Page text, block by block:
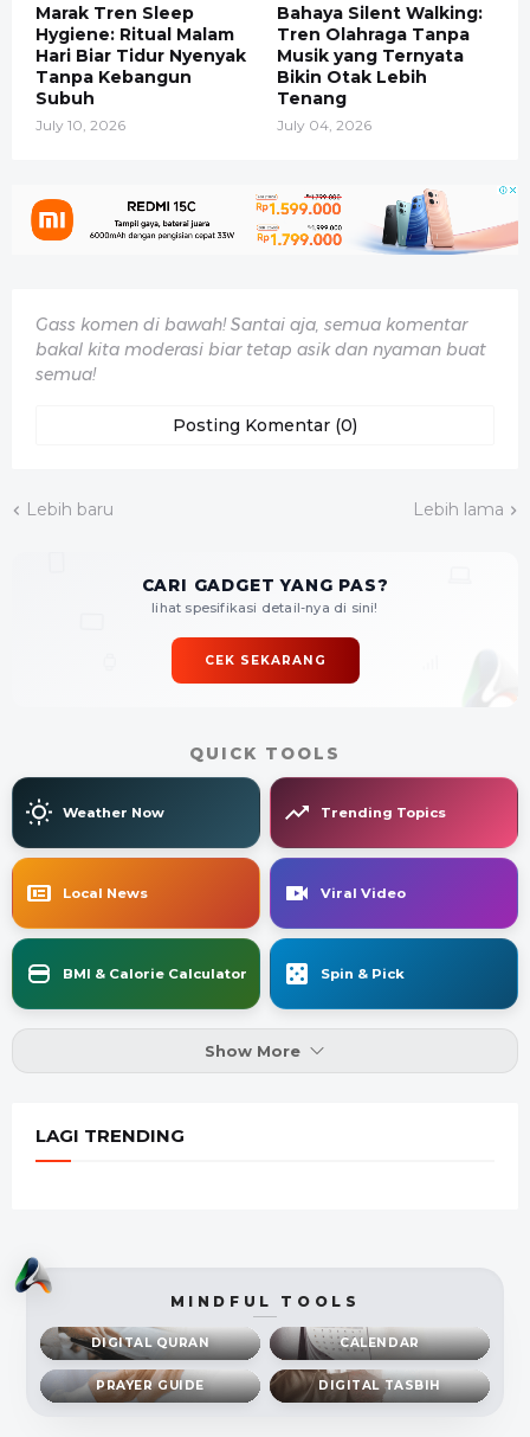
Marak Tren Sleep
Hygiene: Ritual Malam
Hari Biar Tidur Nyenyak
Tanpa Kebangun
Subuh
July 10, 2026
Bahaya Silent Walking:
Tren Olahraga Tanpa
Musik yang Ternyata
Bikin Otak Lebih
Tenang
July 04, 2026
Gass komen di bawah! Santai aja, semua komentar
bakal kita moderasi biar tetap asik dan nyaman buat
semua!
Posting Komentar (0)
Lebih baru Lebih lama
CARI GADGET YANG PAS?
lihat spesifikasi detail-nya di sini!
CEK SEKARANG
QUICK TOOLS
Weather Now Trending Topics
Local News Viral Video
BMI & Calorie Calculator Spin & Pick
Show More
LAGI TRENDING
MINDFUL TOOLS
DIGITAL QURAN CALENDAR
PRAYER GUIDE DIGITAL TASBIH